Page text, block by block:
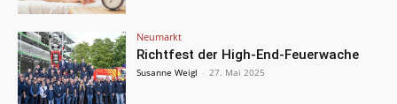
Neumarkt
Richtfest der High-End-Feuerwache
Susanne Weigl - 27. Mai 2025